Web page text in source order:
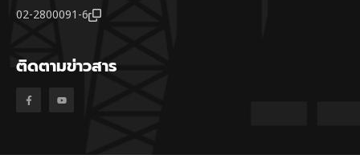
02-2800091-6
ติดตามข่าวสาร